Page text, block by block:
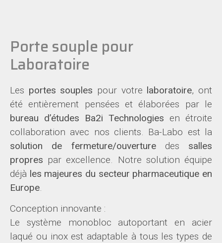
Porte souple pour
Laboratoire
Les portes souples pour votre laboratoire, ont
été entièrement pensées et élaborées par le
bureau d’études Ba2i Technologies en étroite
collaboration avec nos clients. Ba-Labo est la
solution de fermeture/ouverturedes salles
propres par excellence. Notre solution équipe
déjà les majeures du secteur pharmaceutique en
Europe.
Conception innovante :
Le système monobloc autoportant en acier
laqué ou inox est adaptable à tous les types de